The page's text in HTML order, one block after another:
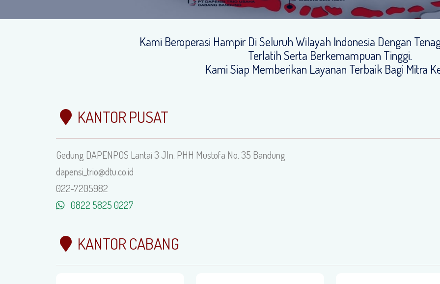
Kami Beroperasi Hampir Di Seluruh Wilayah Indonesia Dengan
Terlatih Serta Berkemampuan Tinggi.
Kami Siap Memberikan Layanan Terbaik Bagi Mitra
KANTOR PUSAT
Gedung DAPENPOS Lantai 3 Jln. PHH Mustofa No. 35 Bandung
dapensi_trio@dtu.co.id
022-7205982
0822 5825 0227
KANTOR CABANG